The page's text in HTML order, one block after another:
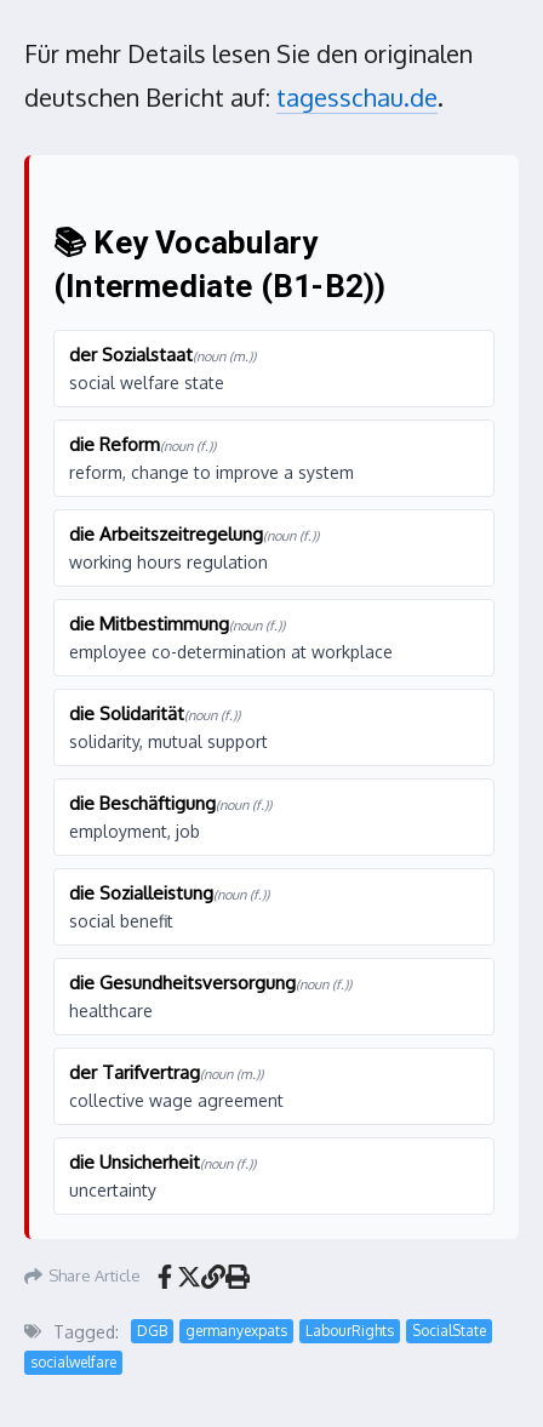
Für mehr Details lesen Sie den originalen
deutschen Bericht auf: tagesschau.de.
📚 Key Vocabulary
(Intermediate (B1-B2))
der Sozialstaat(noun (m.))
social welfare state
die Reform(noun (f.))
reform, change to improve a system
die Arbeitszeitregelung(noun (f.))
working hours regulation
die Mitbestimmung(noun (f.))
employee co-determination at workplace
die Solidarität(noun (f.))
solidarity, mutual support
die Beschäftigung(noun (f.))
employment, job
die Sozialleistung(noun (f.))
social benefit
die Gesundheitsversorgung(noun (f.))
healthcare
der Tarifvertrag(noun (m.))
collective wage agreement
die Unsicherheit(noun (f.))
uncertainty
Share Article
Tagged: DGB germanyexpats LabourRights
SocialState
socialwelfare